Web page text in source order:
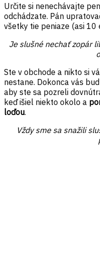
Určite si nenechávajte
odchádzate. Pán
všetky tie peniaze (asi 10
Je slušné nechať zopár
Ste v obchode a nikto si
nestane. Dokonca vás
aby ste sa pozreli
keď išiel niekto okolo a
loďou.
Vždy sme sa snažili